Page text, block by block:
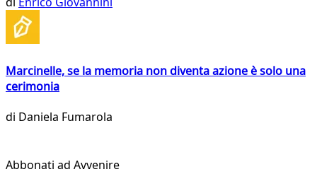
Marcinelle, se la memoria non diventa azione è solo una
cerimonia
di Daniela Fumarola
Abbonati ad Avvenire